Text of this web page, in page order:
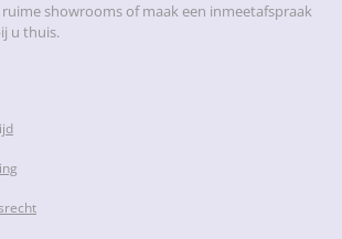
ruime showrooms of maak een inmeetafspraak
u thuis.